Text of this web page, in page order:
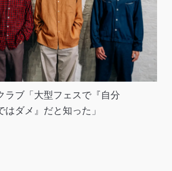
ラブ「大型フェスで『自分
ダメ』だと知った」